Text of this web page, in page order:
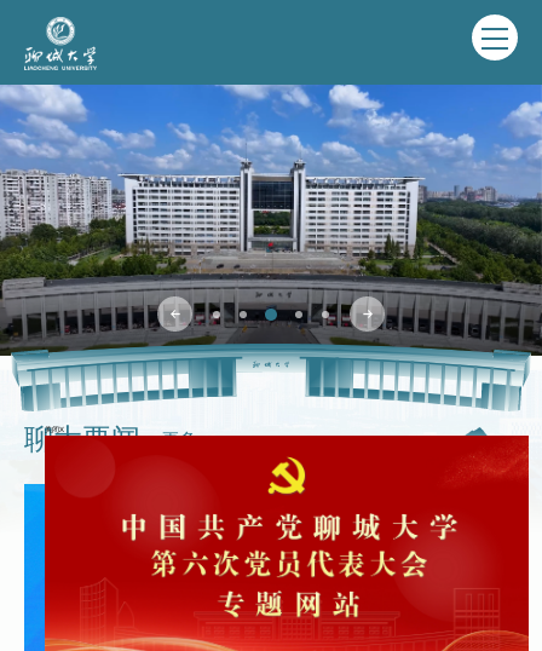
关闭X
聊大要闻 更多+
进入新闻网